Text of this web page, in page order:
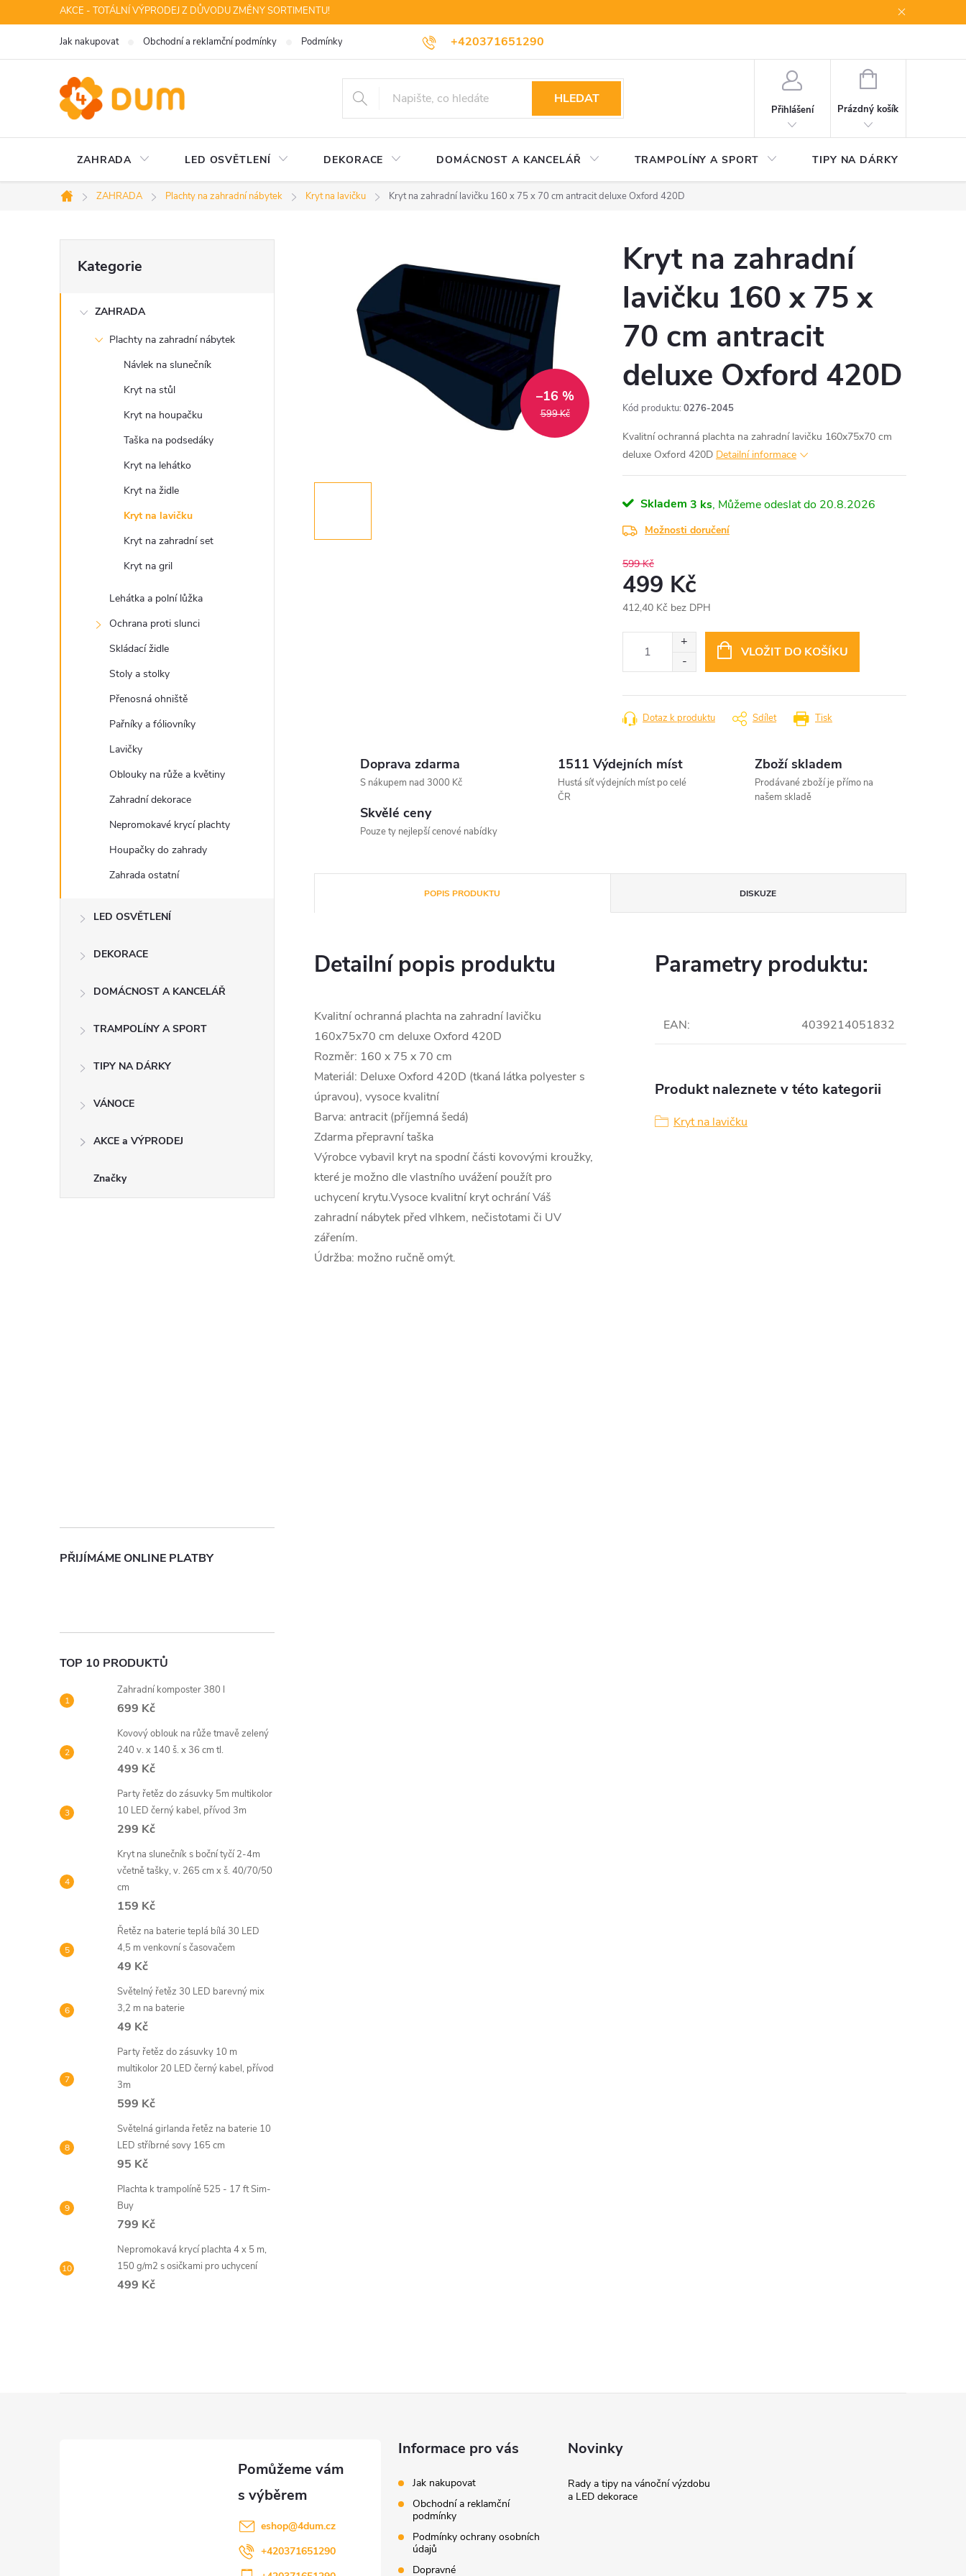
na
AKCE - TOTÁLNÍ VÝPRODEJ Z DŮVODU ZMĚNY SORTIMENTU!
+420371651290
Jak nakupovat Obchodní a reklamční podmínky Podmínky ochrany osobních údajů Dopravné Likvidace elektrozařízení
HLEDAT
Přihlášení
NÁKUPNÍ
Prázdný košík
ZAHRADA LED OSVĚTLENÍ DEKORACE DOMÁCNOST A KANCELÁŘ TRAMPOLÍNY A SPORT TIPY NA DÁRKY
Domů
ZAHRADA Plachty na zahradní nábytek Kryt na lavičku Kryt na zahradní lavičku 160 x 75 x 70 cm antracit deluxe Oxford 420D
o
kategorie
Kategorie
ZAHRADA
Plachty na zahradní nábytek
Návlek na slunečník
Kryt na stůl
Kryt na houpačku
Taška na podsedáky
Kryt na lehátko
Kryt na židle
Kryt na lavičku
Kryt na zahradní set
Kryt na gril
Lehátka a polní lůžka
Ochrana proti slunci
Skládací židle
Stoly a stolky
Přenosná ohniště
Pařníky a fóliovníky
Lavičky
Oblouky na růže a květiny
Zahradní dekorace
Nepromokavé krycí plachty
Houpačky do zahrady
Zahrada ostatní
LED OSVĚTLENÍ
DEKORACE
DOMÁCNOST A KANCELÁŘ
TRAMPOLÍNY A SPORT
TIPY NA DÁRKY
VÁNOCE
AKCE a VÝPRODEJ
Značky
PŘIJÍMÁME ONLINE PLATBY
TOP 10 PRODUKTŮ
Zahradní komposter 380 l
699 Kč
Kovový oblouk na růže tmavě zelený
240 v. x 140 š. x 36 cm tl.
499 Kč
Party řetěz do zásuvky 5m multikolor
10 LED černý kabel, přívod 3m
299 Kč
Kryt na slunečník s boční tyčí 2-4m
včetně tašky, v. 265 cm x š. 40/70/50
cm
159 Kč
Řetěz na baterie teplá bílá 30 LED
4,5 m venkovní s časovačem
49 Kč
Světelný řetěz 30 LED barevný mix
3,2 m na baterie
49 Kč
Party řetěz do zásuvky 10 m
multikolor 20 LED černý kabel, přívod
3m
599 Kč
Světelná girlanda řetěz na baterie 10
LED stříbrné sovy 165 cm
95 Kč
Plachta k trampolíně 525 - 17 ft Sim-
Buy
799 Kč
Nepromokavá krycí plachta 4 x 5 m,
150 g/m2 s osičkami pro uchycení
499 Kč
599 Kč
–16 %
Kryt na zahradní
lavičku 160 x 75 x
70 cm antracit
deluxe Oxford 420D
Kód produktu: 0276-2045
Kvalitní ochranná plachta na zahradní lavičku 160x75x70 cm
deluxe Oxford 420D Detailní informace
Skladem 3 ks 20.8.2026
Možnosti doručení
599 Kč
499 Kč
412,40 Kč bez DPH
VLOŽIT DO KOŠÍKU
Tisk
Dotaz k produktu Sdílet
Doprava zdarma
S nákupem nad 3000 Kč
1511 Výdejních míst
Hustá síť výdejních míst po celé
ČR
Zboží skladem
Prodávané zboží je přímo na
našem skladě
Skvělé ceny
Pouze ty nejlepší cenové nabídky
POPIS PRODUKTU DISKUZE
Detailní popis produktu
Kvalitní ochranná plachta na zahradní lavičku
160x75x70 cm deluxe Oxford 420D
Rozměr: 160 x 75 x 70 cm
Materiál: Deluxe Oxford 420D (tkaná látka polyester s
úpravou), vysoce kvalitní
Barva: antracit (příjemná šedá)
Zdarma přepravní taška
Výrobce vybavil kryt na spodní části kovovými kroužky,
které je možno dle vlastního uvážení použít pro
uchycení krytu.Vysoce kvalitní kryt ochrání Váš
zahradní nábytek před vlhkem, nečistotami či UV
zářením.
Údržba: možno ručně omýt.
Parametry produktu:
EAN: 4039214051832
Produkt naleznete v této kategorii
Kryt na lavičku
eshop@4dum.cz
+420371651290
Informace pro vás
Jak nakupovat
Obchodní a reklamční
podmínky
Podmínky ochrany osobních
údajů
Dopravné
Novinky
Rady a tipy na vánoční výzdobu
a LED dekorace